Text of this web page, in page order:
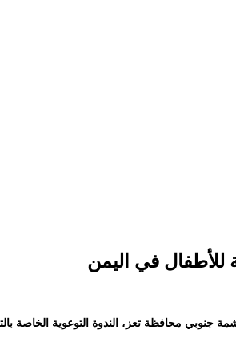
للأطفال في اليمن
انتهاكات حقوق الإنسان في اليمن، أمس الاثنين 7 اغسطس2023 في مدينة